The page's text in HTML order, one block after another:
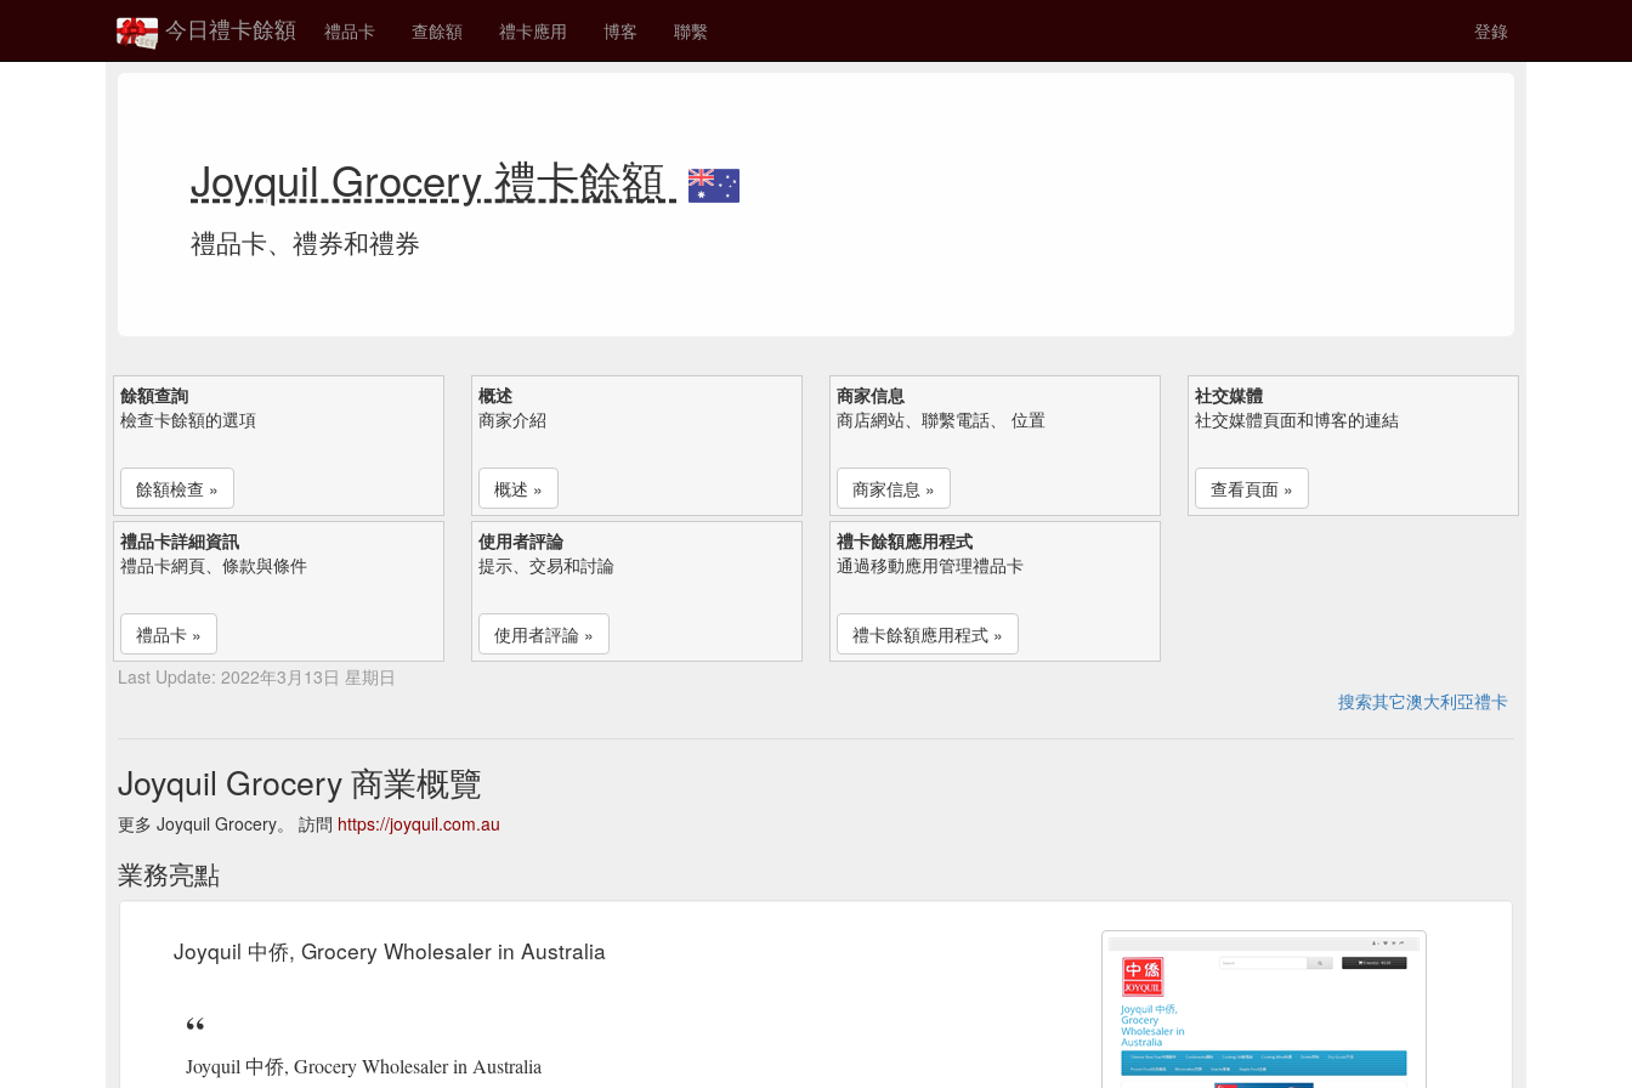
今日禮卡餘額 禮品卡 查餘額 禮卡應用 博客 聯繫 登錄
Joyquil Grocery 禮卡餘額
禮品卡、禮券和禮券
餘額查詢
檢查卡餘額的選項
餘額檢查 »
概述
商家介紹
概述 »
商家信息
商店網站、聯繫電話、 位置
商家信息 »
社交媒體
社交媒體頁面和博客的連結
查看頁面 »
禮品卡詳細資訊
禮品卡網頁、條款與條件
禮品卡 »
使用者評論
提示、交易和討論
使用者評論 »
禮卡餘額應用程式
通過移動應用管理禮品卡
禮卡餘額應用程式 »
Last Update: 2022年3月13日 星期日
搜索其它澳大利亞禮卡
Joyquil Grocery 商業概覽
更多 Joyquil Grocery。 訪問 https://joyquil.com.au
業務亮點
Joyquil 中侨, Grocery Wholesaler in Australia
Joyquil 中侨, Grocery Wholesaler in Australia